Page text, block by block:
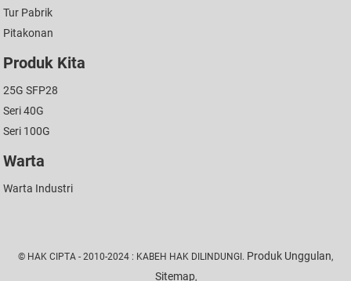
Tur Pabrik
Pitakonan
Produk Kita
25G SFP28
Seri 40G
Seri 100G
Warta
Warta Industri
© HAK CIPTA - 2010-2024 : KABEH HAK DILINDUNGI. Produk Unggulan,
Sitemap,